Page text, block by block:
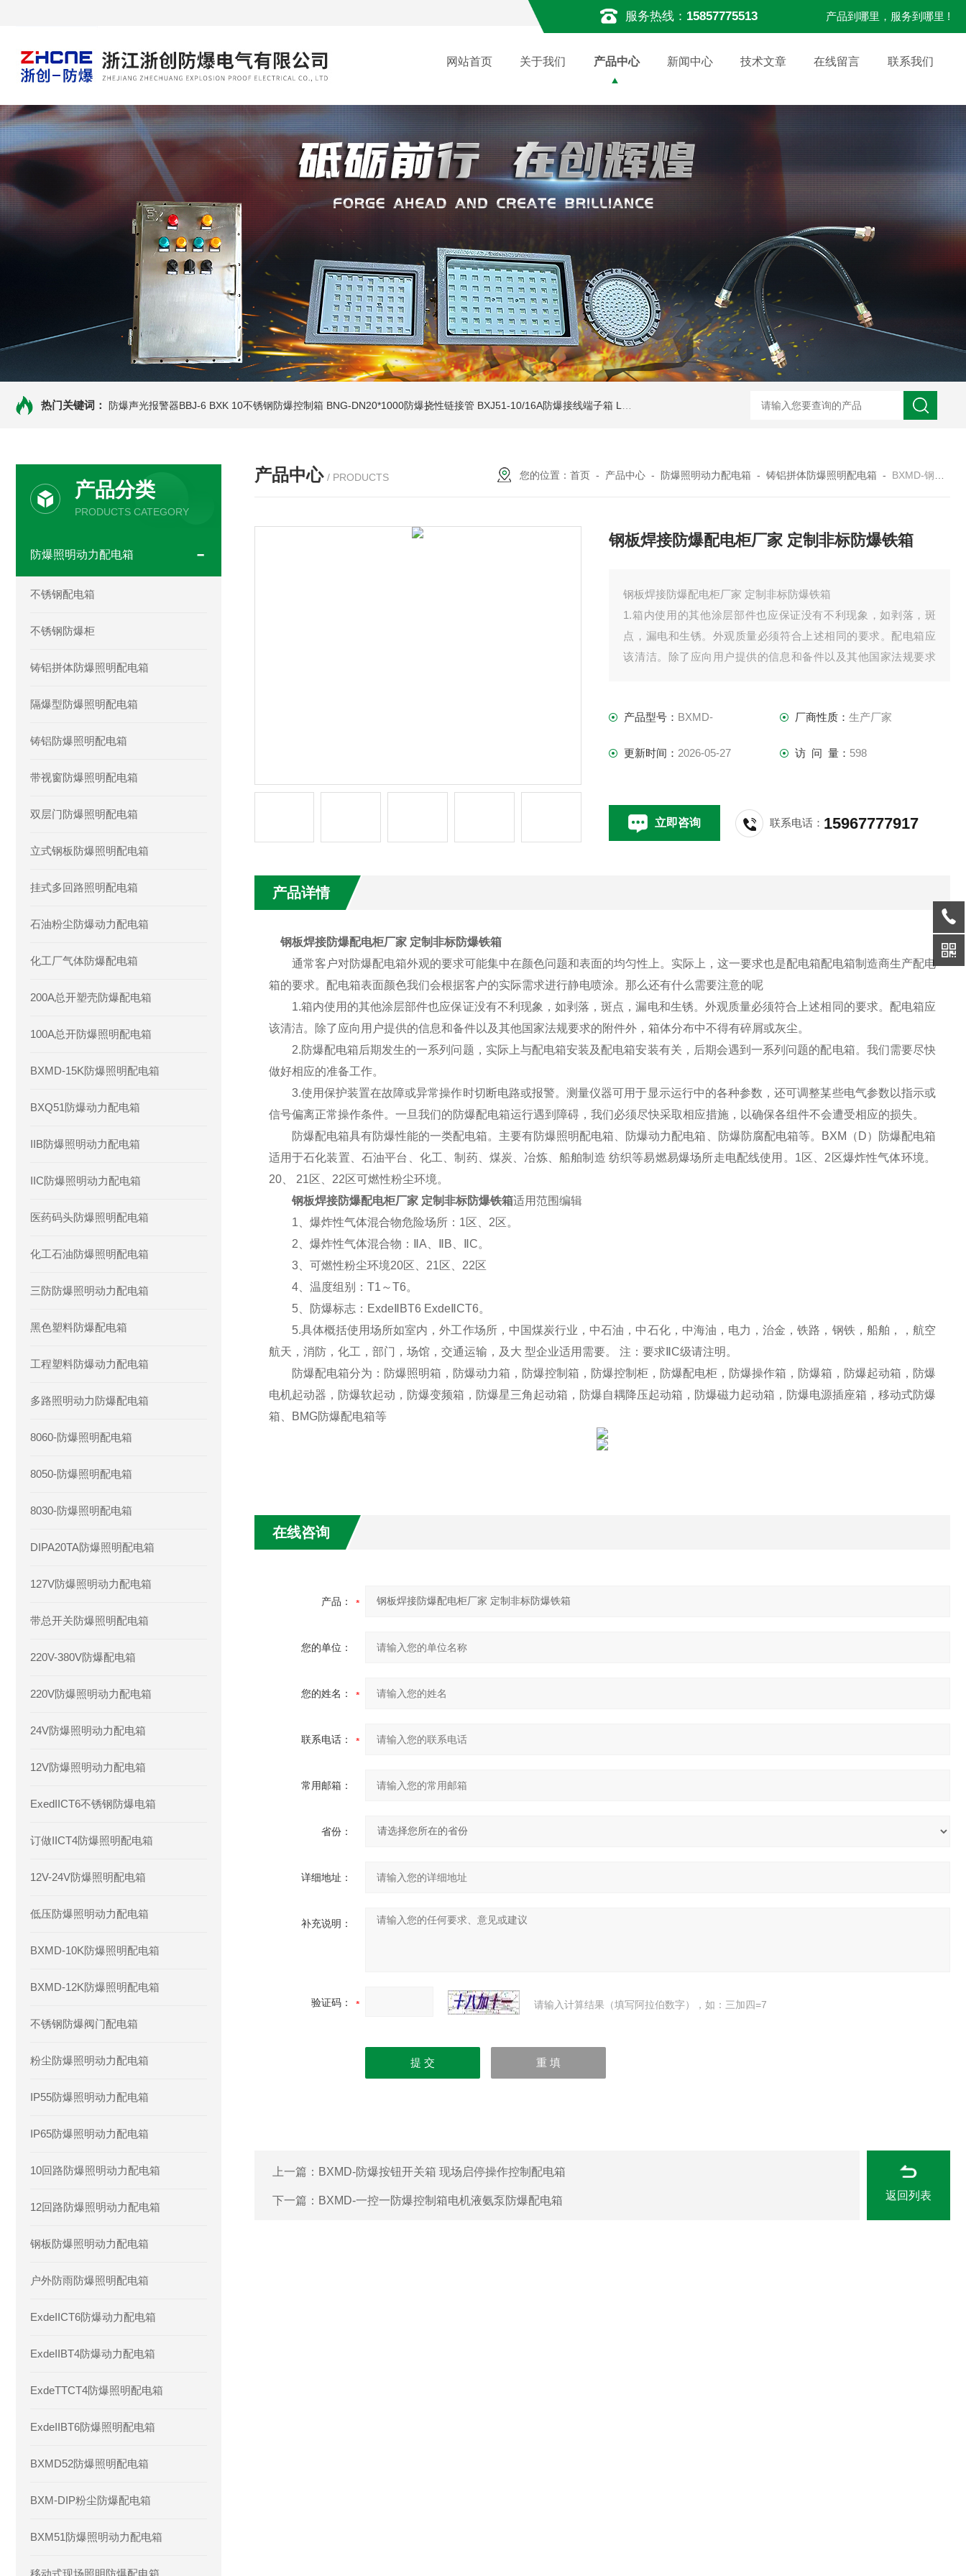
服务热线： 15857775513 产品到哪里，服务到哪里 !
网站首页 关于我们 产品中心 新闻中心 技术文章 在线留言 联系我们
热门关键词： 防爆声光报警器BBJ-6 BXK 10不锈钢防爆控制箱 BNG-DN20*1000防爆挠性链接管 BXJ51-10/16A防爆接线端子箱 LCZ-zcfb系列户外防雨挂墙式防爆操作柱 zcfb系列防爆（电磁启动）配电箱
产品分类
PRODUCTS CATEGORY
防爆照明动力配电箱
不锈钢配电箱
不锈钢防爆柜
铸铝拼体防爆照明配电箱
隔爆型防爆照明配电箱
铸铝防爆照明配电箱
带视窗防爆照明配电箱
双层门防爆照明配电箱
立式钢板防爆照明配电箱
挂式多回路照明配电箱
石油粉尘防爆动力配电箱
化工厂气体防爆配电箱
200A总开塑壳防爆配电箱
100A总开防爆照明配电箱
BXMD-15K防爆照明配电箱
BXQ51防爆动力配电箱
IIB防爆照明动力配电箱
IIC防爆照明动力配电箱
医药码头防爆照明配电箱
化工石油防爆照明配电箱
三防防爆照明动力配电箱
黑色塑料防爆配电箱
工程塑料防爆动力配电箱
多路照明动力防爆配电箱
8060-防爆照明配电箱
8050-防爆照明配电箱
8030-防爆照明配电箱
DIPA20TA防爆照明配电箱
127V防爆照明动力配电箱
带总开关防爆照明配电箱
220V-380V防爆配电箱
220V防爆照明动力配电箱
24V防爆照明动力配电箱
12V防爆照明动力配电箱
ExedIICT6不锈钢防爆电箱
订做IICT4防爆照明配电箱
12V-24V防爆照明配电箱
低压防爆照明动力配电箱
BXMD-10K防爆照明配电箱
BXMD-12K防爆照明配电箱
不锈钢防爆阀门配电箱
粉尘防爆照明动力配电箱
IP55防爆照明动力配电箱
IP65防爆照明动力配电箱
10回路防爆照明动力配电箱
12回路防爆照明动力配电箱
钢板防爆照明动力配电箱
户外防雨防爆照明配电箱
ExdeIICT6防爆动力配电箱
ExdeIIBT4防爆动力配电箱
ExdeTTCT4防爆照明配电箱
ExdeIIBT6防爆照明配电箱
BXMD52防爆照明配电箱
BXM-DIP粉尘防爆配电箱
BXM51防爆照明动力配电箱
移动式现场照明防爆配电箱
产品中心 / PRODUCTS 您的位置：首页 - 产品中心 - 防爆照明动力配电箱 -铸铝拼体防爆照明配电箱 - BXMD-钢板焊接防爆配电柜厂家 定制非标防爆铁箱
钢板焊接防爆配电柜厂家 定制非标防爆铁箱
钢板焊接防爆配电柜厂家 定制非标防爆铁箱
1.箱内使用的其他涂层部件也应保证没有不利现象，如剥落，斑
点，漏电和生锈。外观质量必须符合上述相同的要求。配电箱应
该清洁。除了应向用户提供的信息和备件以及其他国家法规要求
产品型号： BXMD- 厂商性质： 生产厂家
更新时间： 2026-05-27 访 问 量： 598
立即咨询 联系电话： 15967777917
产品详情
钢板焊接防爆配电柜厂家 定制非标防爆铁箱
通常客户对防爆配电箱外观的要求可能集中在颜色问题和表面的均匀性上。实际上，这一要求也是配电箱配电箱制造商生产配电
箱的要求。配电箱表面颜色我们会根据客户的实际需求进行静电喷涂。那么还有什么需要注意的呢
1.箱内使用的其他涂层部件也应保证没有不利现象，如剥落，斑点，漏电和生锈。外观质量必须符合上述相同的要求。配电箱应
该清洁。除了应向用户提供的信息和备件以及其他国家法规要求的附件外，箱体分布中不得有碎屑或灰尘。
2.防爆配电箱后期发生的一系列问题，实际上与配电箱安装及配电箱安装有关，后期会遇到一系列问题的配电箱。我们需要尽快
做好相应的准备工作。
3.使用保护装置在故障或异常操作时切断电路或报警。测量仪器可用于显示运行中的各种参数，还可调整某些电气参数以指示或
信号偏离正常操作条件。一旦我们的防爆配电箱运行遇到障碍，我们必须尽快采取相应措施，以确保各组件不会遭受相应的损失。
防爆配电箱具有防爆性能的一类配电箱。主要有防爆照明配电箱、防爆动力配电箱、防爆防腐配电箱等。BXM（D）防爆配电箱
适用于石化装置、石油平台、化工、制药、煤炭、冶炼、船舶制造 纺织等易燃易爆场所走电配线使用。1区、2区爆炸性气体环境。
20、 21区、22区可燃性粉尘环境。
钢板焊接防爆配电柜厂家 定制非标防爆铁箱适用范围编辑
1、爆炸性气体混合物危险场所：1区、2区。
2、爆炸性气体混合物：ⅡA、ⅡB、ⅡC。
3、可燃性粉尘环境20区、21区、22区
4、温度组别：T1～T6。
5、防爆标志：ExdeⅡBT6 ExdeⅡCT6。
5.具体概括使用场所如室内，外工作场所，中国煤炭行业，中石油，中石化，中海油，电力，治金，铁路，钢铁，船舶，，航空
航天，消防，化工，部门，场馆，交通运输，及大 型企业适用需要。 注：要求ⅡC级请注明。
防爆配电箱分为：防爆照明箱，防爆动力箱，防爆控制箱，防爆控制柜，防爆配电柜，防爆操作箱，防爆箱，防爆起动箱，防爆
电机起动器，防爆软起动，防爆变频箱，防爆星三角起动箱，防爆自耦降压起动箱，防爆磁力起动箱，防爆电源插座箱，移动式防爆
箱、BMG防爆配电箱等
在线咨询
产品：
您的单位：
您的姓名：
联系电话：
常用邮箱：
省份：
详细地址：
补充说明：
验证码： 请输入计算结果（填写阿拉伯数字），如：三加四=7
上一篇： BXMD-防爆按钮开关箱 现场启停操作控制配电箱
下一篇： BXMD-一控一防爆控制箱电机液氨泵防爆配电箱 返回列表